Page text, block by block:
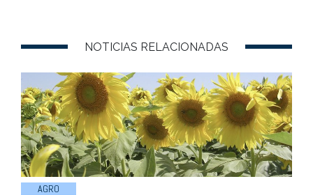
NOTICIAS RELACIONADAS
AGRO